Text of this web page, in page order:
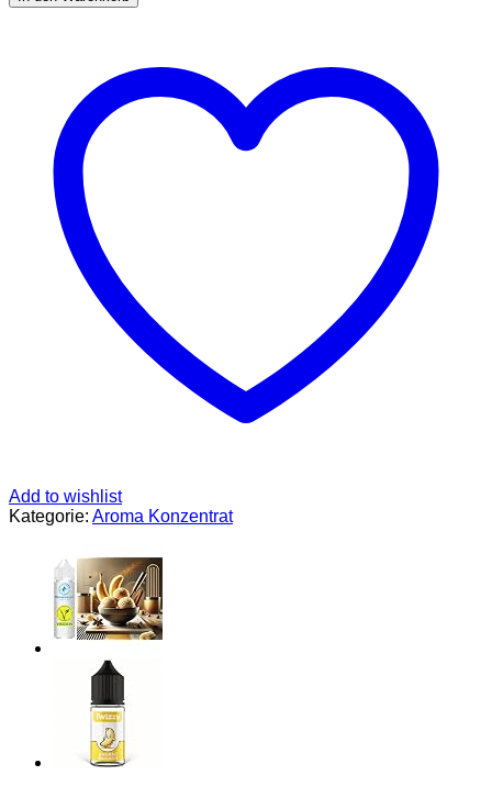
-
Konzentrat
Vegan
Sasami
10ml
Menge
Add to wishlist
Kategorie: Aroma Konzentrat